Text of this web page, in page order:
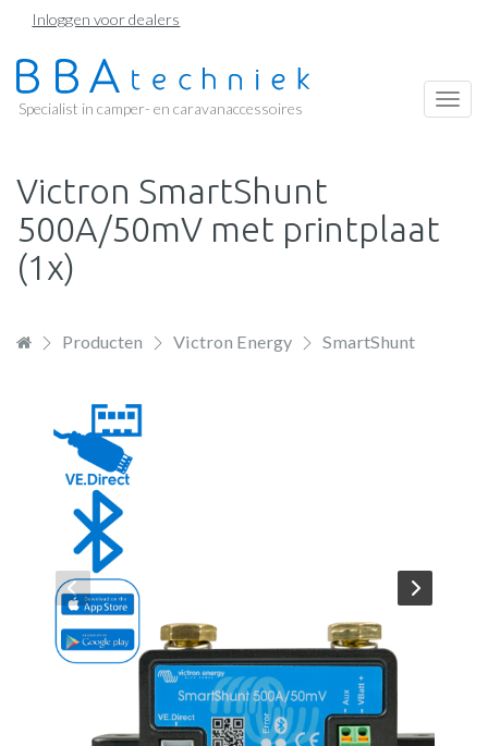
Overslaan
naar
de
Inloggen voor dealers
Specialist in camper- en caravanaccessoires
Victron SmartShunt
500A/50mV met printplaat
(1x)
Producten Victron Energy ⁠SmartShunt